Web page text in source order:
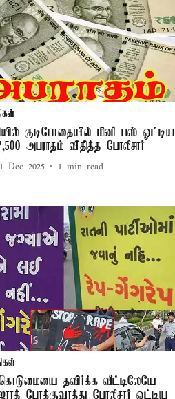
குடிபோதையில் மினி பஸ் ஓட்டிய
அபராதம் விதித்த போலீசார்
Dec 2025 1 min read
தவிர்க்க வீட்டிலேயே
போக்குவரத்து போலீசார் ஒட்டிய